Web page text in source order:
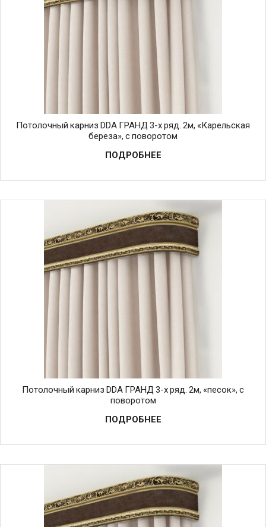
Потолочный карниз DDA ГРАНД 3-х ряд. 2м, «Карельская
береза», с поворотом
ПОДРОБНЕЕ
Потолочный карниз DDA ГРАНД 3-х ряд. 2м, «песок», с
поворотом
ПОДРОБНЕЕ